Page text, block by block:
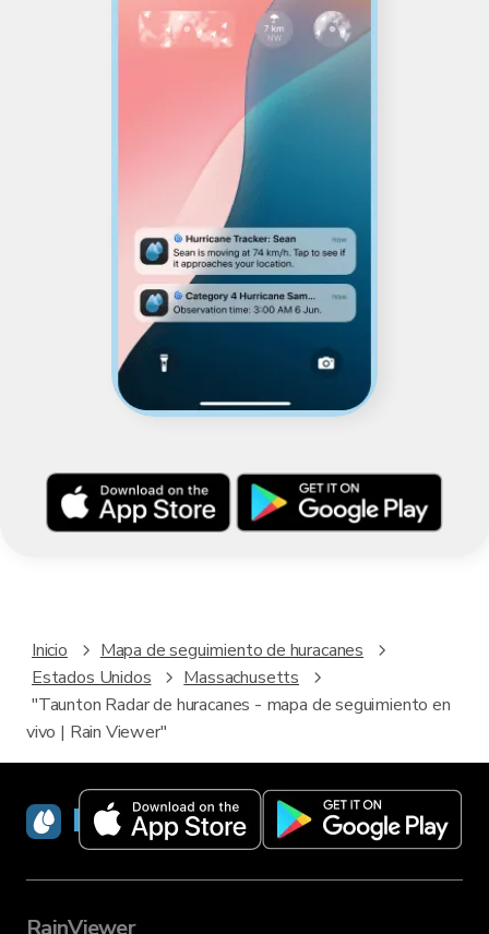
Inicio
Mapa de seguimiento de huracanes
Estados Unidos
Massachusetts
"Taunton Radar de huracanes - mapa de seguimiento en
vivo | Rain Viewer"
RainViewer